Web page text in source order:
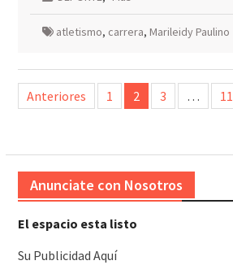
atletismo, carrera, Marileidy Paulino
Paginación
deAnteriores 1 2 3 … 11
Anunciate con Nosotros
El espacio esta listo
Su Publicidad Aquí